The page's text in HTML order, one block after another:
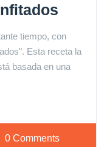
tiempo, con
Esta receta la
basada en una
0 Comments